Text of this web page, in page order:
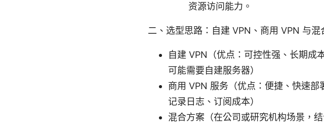
资源访问能力。
二、选型思路：自建 VPN、商用 VPN 与混
自建 VPN（优点：可控性强、长期成
可能需要自建服务器）
商用 VPN 服务（优点：便捷、快速
记录日志、订阅成本）
混合方案（在公司或研究机构场景，